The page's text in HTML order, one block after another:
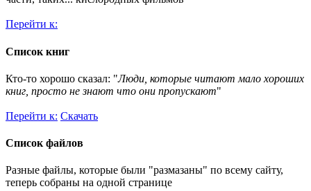
Перейти к:
Список книг
Кто-то хорошо сказал: "Люди, которые читают мало хороших
книг, просто не знают что они пропускают"
Перейти к: Скачать
Список файлов
Разные файлы, которые были "размазаны" по всему сайту,
теперь собраны на одной странице